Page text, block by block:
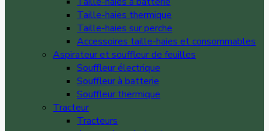
Taille-haies thermique
Taille-haies sur perche
Accessoires taille-haies et consommables
Aspirateur et souffleur de feuilles
Souffleur électrique
Souffleur à batterie
Souffleur thermique
Tracteur
Tracteurs